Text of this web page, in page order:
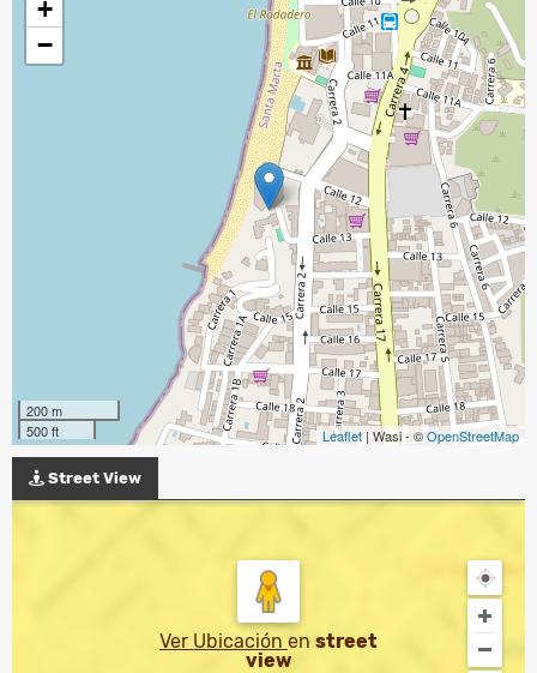
+
−
200 m
500 ft
Leaflet | Wasi - ©OpenStreetMap
Street View
Ver Ubicación en street
view